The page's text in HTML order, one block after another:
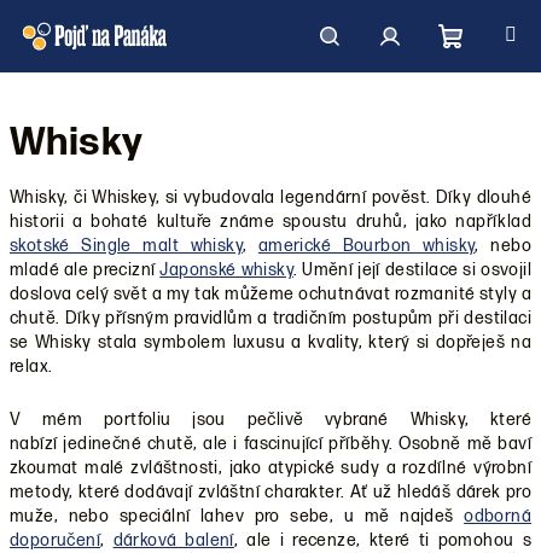
HledatPřihlášeníNákupní
Whisky
Whisky, či Whiskey, si vybudovala legendární pověst. Díky dlouhé
historii a bohaté kultuře známe spoustu druhů, jako například
skotské Single malt whisky, americké Bourbon whisky, nebo
mladé ale precizníJaponské whisky. Umění její destilace si osvojil
doslova celý svět a my tak můžeme ochutnávat rozmanité styly a
chutě. Díky přísným pravidlům a tradičním postupům při destilaci
se Whisky stala symbolem luxusu a kvality, který si dopřeješ na
relax.
V mém portfoliu jsou pečlivě vybrané Whisky, které
nabízí jedinečné chutě, ale i fascinující příběhy. Osobně mě baví
zkoumat malé zvláštnosti, jako atypické sudy a rozdílné výrobní
metody, které dodávají zvláštní charakter. Ať už hledáš dárek pro
muže, nebo speciální lahev pro sebe, u mě najdešodborná
doporučení, dárková balení, ale i recenze, které ti pomohou s